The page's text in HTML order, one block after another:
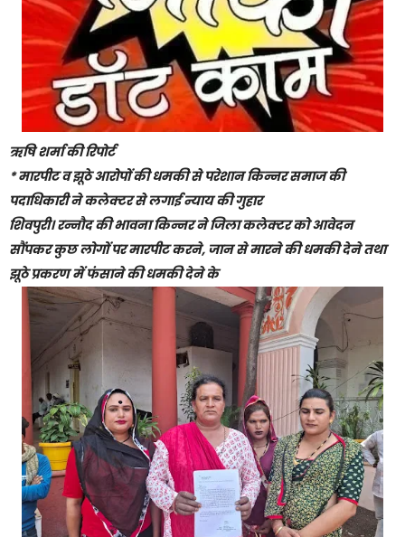
ऋषि शर्मा की रिपोर्ट
* मारपीट व झूठे आरोपों की धमकी से परेशान किन्नर समाज की
पदाधिकारी ने कलेक्टर से लगाई न्याय की गुहार
शिवपुरी। रन्नौद की भावना किन्नर ने जिला कलेक्टर को आवेदन
सौंपकर कुछ लोगों पर मारपीट करने, जान से मारने की धमकी देने तथा
झूठे प्रकरण में फंसाने की धमकी देने के